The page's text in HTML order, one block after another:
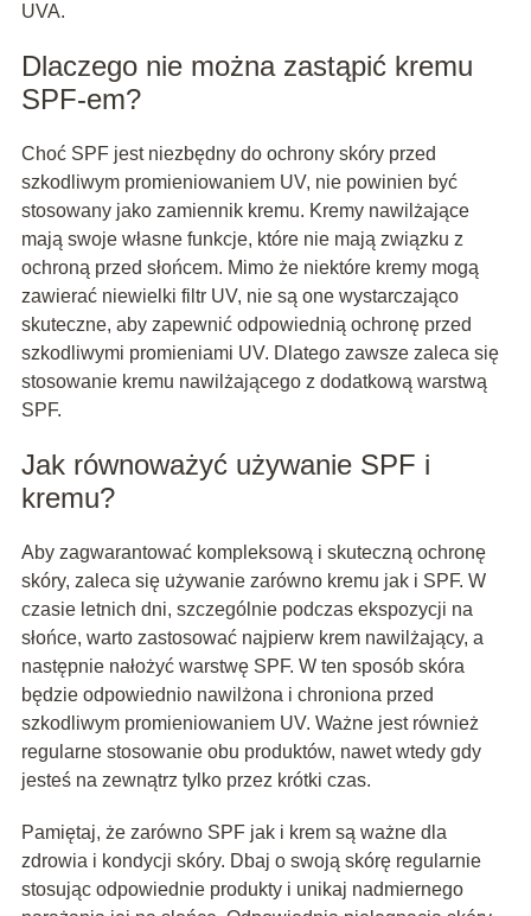
UVA.
Dlaczego nie można zastąpić kremu
SPF-em?
Choć SPF jest niezbędny do ochrony skóry przed
szkodliwym promieniowaniem UV, nie powinien być
stosowany jako zamiennik kremu. Kremy nawilżające
mają swoje własne funkcje, które nie mają związku z
ochroną przed słońcem. Mimo że niektóre kremy mogą
zawierać niewielki filtr UV, nie są one wystarczająco
skuteczne, aby zapewnić odpowiednią ochronę przed
szkodliwymi promieniami UV. Dlatego zawsze zaleca się
stosowanie kremu nawilżającego z dodatkową warstwą
SPF.
Jak równoważyć używanie SPF i
kremu?
Aby zagwarantować kompleksową i skuteczną ochronę
skóry, zaleca się używanie zarówno kremu jak i SPF. W
czasie letnich dni, szczególnie podczas ekspozycji na
słońce, warto zastosować najpierw krem nawilżający, a
następnie nałożyć warstwę SPF. W ten sposób skóra
będzie odpowiednio nawilżona i chroniona przed
szkodliwym promieniowaniem UV. Ważne jest również
regularne stosowanie obu produktów, nawet wtedy gdy
jesteś na zewnątrz tylko przez krótki czas.
Pamiętaj, że zarówno SPF jak i krem są ważne dla
zdrowia i kondycji skóry. Dbaj o swoją skórę regularnie
stosując odpowiednie produkty i unikaj nadmiernego